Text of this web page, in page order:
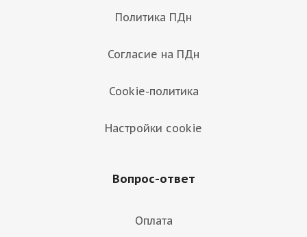
Политика ПДн
Согласие на ПДн
Cookie-политика
Настройки cookie
Вопрос-ответ
Оплата